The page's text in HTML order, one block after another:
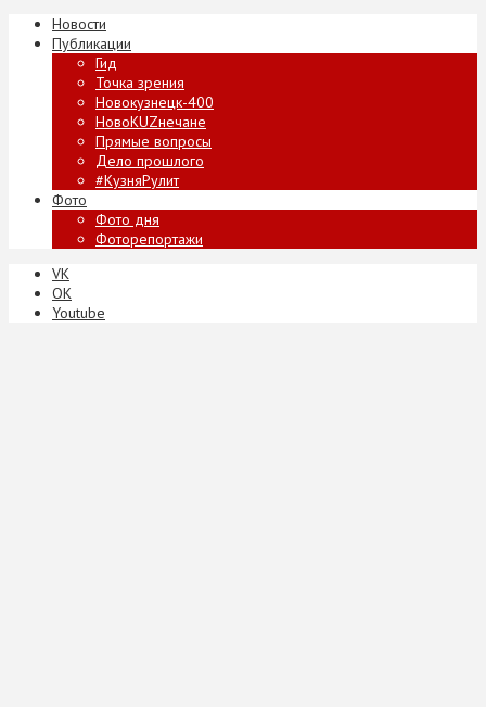
Новости
Публикации
Гид
Точка зрения
Новокузнецк-400
НовоKUZнечане
Прямые вопросы
Дело прошлого
#КузняРулит
Фото
Фото дня
Фоторепортажи
VK
ОК
Youtube